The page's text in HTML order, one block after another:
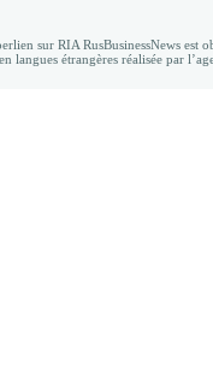
sur RIA RusBusinessNews est
langues étrangères réalisée par